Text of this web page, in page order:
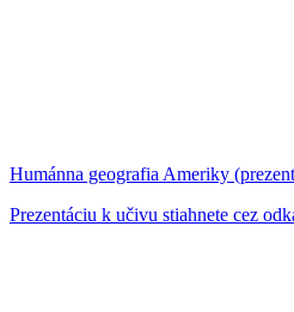
Humánna geografia Ameriky
Prezentáciu k učivu stiahnete cez